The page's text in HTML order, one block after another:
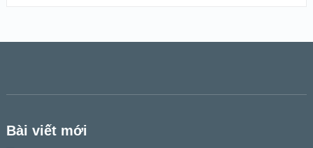
Bài viết mới